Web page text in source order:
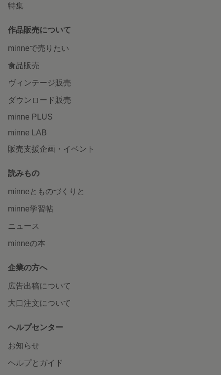
特集
作品販売について
minneで売りたい
食品販売
ヴィンテージ販売
ダウンロード販売
minne PLUS
minne LAB
販売支援企画・イベント
読みもの
minneとものづくりと
minne学習帖
ニュース
minneの本
企業の方へ
広告出稿について
大口注文について
ヘルプセンター
お知らせ
ヘルプとガイド